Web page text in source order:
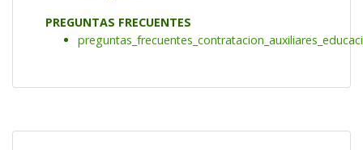
PREGUNTAS FRECUENTES